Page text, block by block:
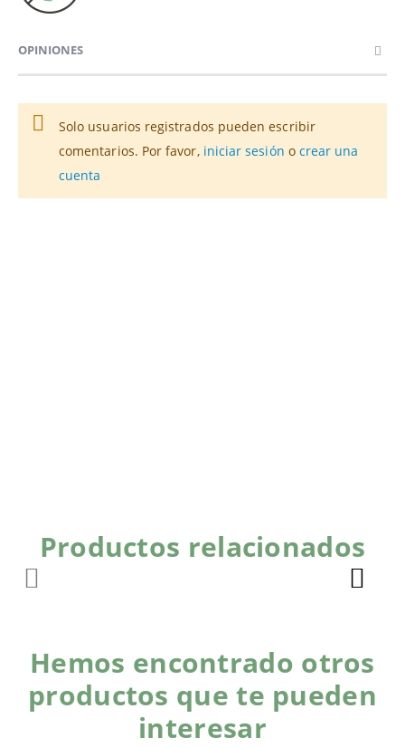
OPINIONES
Solo usuarios registrados pueden escribir
comentarios. Por favor, iniciar sesión o crear una
cuenta
Productos relacionados
Hemos encontrado otros
productos que te pueden
interesar